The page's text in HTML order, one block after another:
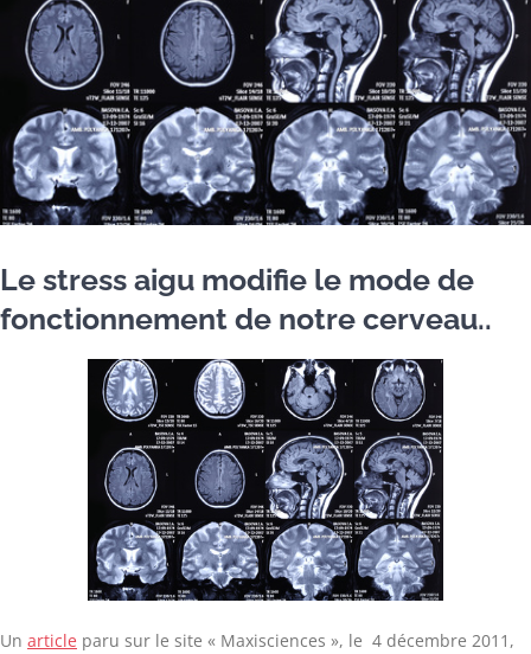
Le stress aigu modifie le mode de
fonctionnement de notre cerveau..
Un article paru sur le site « Maxisciences », le 4 décembre 2011,